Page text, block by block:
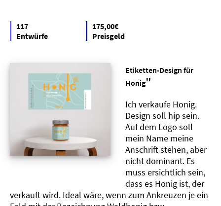
117
Entwürfe
175,00€
Preisgeld
Etiketten-Design für
Honig"
Ich verkaufe Honig.
Design soll hip sein.
Auf dem Logo soll
mein Name meine
Anschrift stehen, aber
nicht dominant. Es
muss ersichtlich sein,
dass es Honig ist, der
verkauft wird. Ideal wäre, wenn zum Ankreuzen je ein